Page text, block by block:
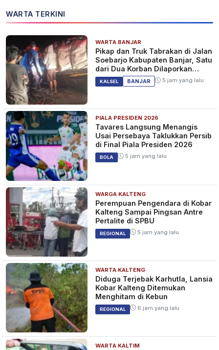
WARTA TERKINI
WARTA BANJAR
Pikap dan Truk Tabrakan di Jalan
Soebarjo Kabupaten Banjar, Satu
dari Dua Korban Dilaporkan
Tewas
KALSEL BANJAR 5 jam yang lalu
PIALA PRESIDEN 2026
Tavares Langsung Menangis
Usai Persebaya Taklukkan Persib
di Final Piala Presiden 2026
BOLA 5 jam yang lalu
WARGA KALTENG
Perempuan Pengendara di Kobar
Kalteng Sampai Pingsan Antre
Pertalite di SPBU
REGIONAL 5 jam yang lalu
WARTA KALTENG
Diduga Terjebak Karhutla, Lansia
Kobar Kalteng Ditemukan
Menghitam di Kebun
REGIONAL 6 jam yang lalu
WARTA KALTIM